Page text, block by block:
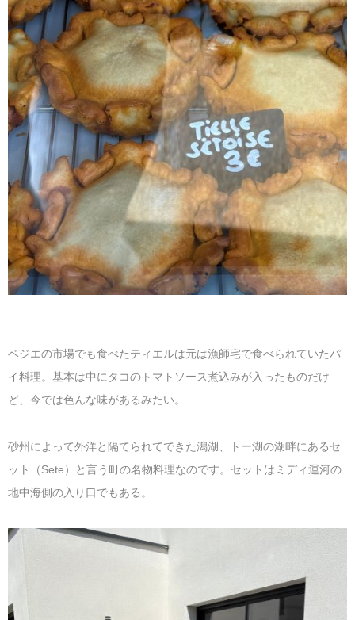
ベジエの市場でも食べたティエルは元は漁師宅で食べられていたパ
イ料理。基本は中にタコのトマトソース煮込みが入ったものだけ
ど、今では色んな味があるみたい。
砂州によって外洋と隔てられてできた潟湖、トー湖の湖畔にあるセ
ット（Sete）と言う町の名物料理なのです。セットはミディ運河の
地中海側の入り口でもある。